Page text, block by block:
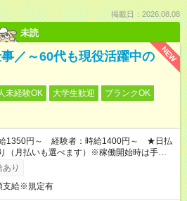
掲載日：2026.08.08
未読
NEW
／～60代も現役活躍中の
未経験OK 大学生歓迎
ブランクOK
給1350円～ 経験者：時給1400円～ ★日払
（月払いも選べます）※稼働開始時は手続き
となります。
り
支給※規定有